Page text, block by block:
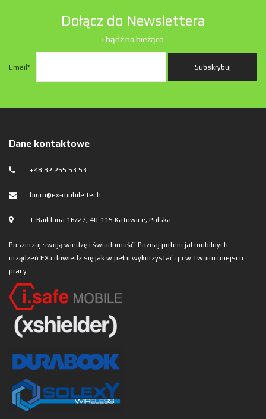
Dołącz do Newslettera
i bądź na bieżąco
Email *
Dane kontaktowe
+48 32 255 53 53
biuro@ex-mobile.tech
J. Baildona 16/27, 40-115 Katowice, Polska
Poszerzaj swoją wiedzę i świadomość! Poznaj potencjał mobilnych
urządzeń EX i dowiedz się jak w pełni wykorzystać go w Twoim miejscu
pracy.